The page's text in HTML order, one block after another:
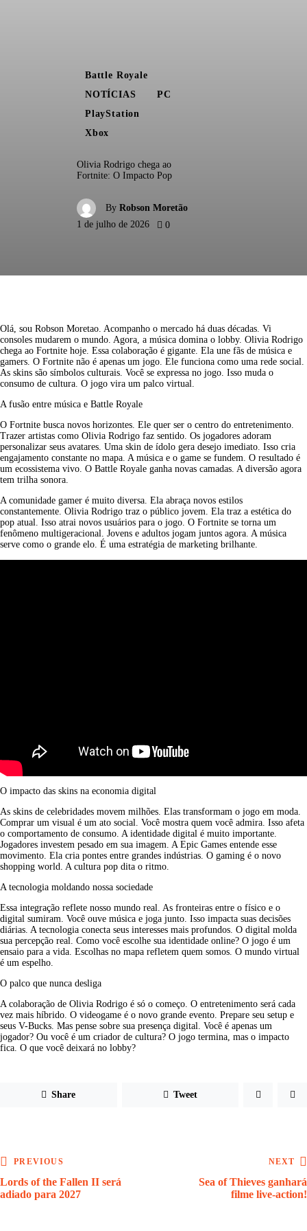
Battle Royale
NOTÍCIAS
PC
PlayStation
Xbox
Olivia Rodrigo chega ao
Fortnite: O Impacto Pop
By Robson Moretão
1 de julho de 2026
0
Olá, sou Robson Moretao. Acompanho o mercado há duas décadas. Vi
consoles mudarem o mundo. Agora, a música domina o lobby. Olivia Rodrigo
chega ao Fortnite hoje. Essa colaboração é gigante. Ela une fãs de música e
gamers. O Fortnite não é apenas um jogo. Ele funciona como uma rede social.
As skins são símbolos culturais. Você se expressa no jogo. Isso muda o
consumo de cultura. O jogo vira um palco virtual.
A fusão entre música e Battle Royale
O Fortnite busca novos horizontes. Ele quer ser o centro do entretenimento.
Trazer artistas como Olivia Rodrigo faz sentido. Os jogadores adoram
personalizar seus avatares. Uma skin de ídolo gera desejo imediato. Isso cria
engajamento constante no mapa. A música e o game se fundem. O resultado é
um ecossistema vivo. O Battle Royale ganha novas camadas. A diversão agora
tem trilha sonora.
A comunidade gamer é muito diversa. Ela abraça novos estilos
constantemente. Olivia Rodrigo traz o público jovem. Ela traz a estética do
pop atual. Isso atrai novos usuários para o jogo. O Fortnite se torna um
fenômeno multigeracional. Jovens e adultos jogam juntos agora. A música
serve como o grande elo. É uma estratégia de marketing brilhante.
O impacto das skins na economia digital
As skins de celebridades movem milhões. Elas transformam o jogo em moda.
Comprar um visual é um ato social. Você mostra quem você admira. Isso afeta
o comportamento de consumo. A identidade digital é muito importante.
Jogadores investem pesado em sua imagem. A Epic Games entende esse
movimento. Ela cria pontes entre grandes indústrias. O gaming é o novo
shopping world. A cultura pop dita o ritmo.
A tecnologia moldando nossa sociedade
Essa integração reflete nosso mundo real. As fronteiras entre o físico e o
digital sumiram. Você ouve música e joga junto. Isso impacta suas decisões
diárias. A tecnologia conecta seus interesses mais profundos. O digital molda
sua percepção real. Como você escolhe sua identidade online? O jogo é um
ensaio para a vida. Escolhas no mapa refletem quem somos. O mundo virtual
é um espelho.
O palco que nunca desliga
A colaboração de Olivia Rodrigo é só o começo. O entretenimento será cada
vez mais híbrido. O videogame é o novo grande evento. Prepare seu setup e
seus V-Bucks. Mas pense sobre sua presença digital. Você é apenas um
jogador? Ou você é um criador de cultura? O jogo termina, mas o impacto
fica. O que você deixará no lobby?
Share Tweet
PREVIOUS
Lords of the Fallen II será
adiado para 2027
NEXT
Sea of Thieves ganhará
filme live-action!